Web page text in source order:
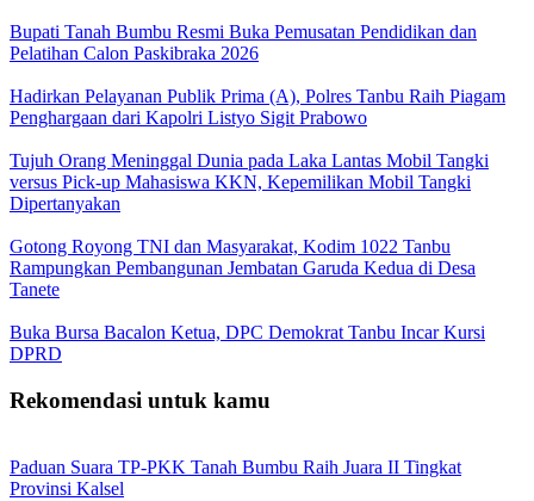
Bupati Tanah Bumbu Resmi Buka Pemusatan Pendidikan dan
Pelatihan Calon Paskibraka 2026
Hadirkan Pelayanan Publik Prima (A), Polres Tanbu Raih Piagam
Penghargaan dari Kapolri Listyo Sigit Prabowo
Tujuh Orang Meninggal Dunia pada Laka Lantas Mobil Tangki
versus Pick-up Mahasiswa KKN, Kepemilikan Mobil Tangki
Dipertanyakan
Gotong Royong TNI dan Masyarakat, Kodim 1022 Tanbu
Rampungkan Pembangunan Jembatan Garuda Kedua di Desa
Tanete
Buka Bursa Bacalon Ketua, DPC Demokrat Tanbu Incar Kursi
DPRD
Rekomendasi untuk kamu
Paduan Suara TP-PKK Tanah Bumbu Raih Juara II Tingkat
Provinsi Kalsel